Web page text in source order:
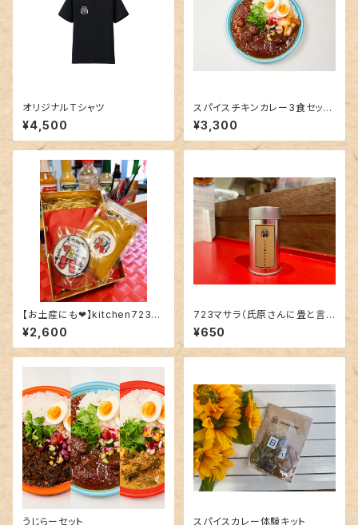
オリジナルTシャツ
¥4,500
スパイスチキンカレー3食セット
（183kcal）
¥3,300
【お土産にも❤︎】kitchen723オ
リジナルスペシャルセット
¥2,600
723マサラ（氏原さんに畳と言
われたスパイス）
¥650
うじらーセット スパイスカレー体験キット